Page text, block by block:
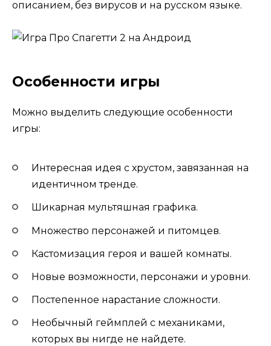
описанием, без вирусов и на русском языке.
Особенности игры
Можно выделить следующие особенности
игры:
Интересная идея с хрустом, завязанная на
идентичном тренде.
Шикарная мультяшная графика.
Множество персонажей и питомцев.
Кастомизация героя и вашей комнаты.
Новые возможности, персонажи и уровни.
Постепенное нарастание сложности.
Необычный геймплей с механиками,
которых вы нигде не найдете.